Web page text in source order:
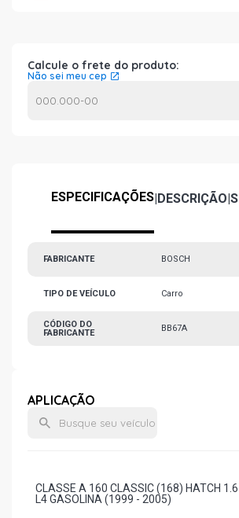
Calcule o frete do produto:
Não sei meu cep
ESPECIFICAÇÕES|DESCRIÇÃO|
FABRICANTE BOSCH
TIPO DE VEÍCULO Carro
CÓDIGO DO
FABRICANTE
BB67A
APLICAÇÃO
CLASSE A 160 CLASSIC (168) HATCH
L4 GASOLINA (1999 - 2005)